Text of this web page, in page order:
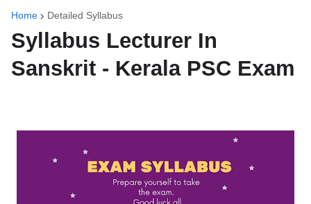
Home Detailed Syllabus
Syllabus Lecturer In
Sanskrit - Kerala PSC Exam